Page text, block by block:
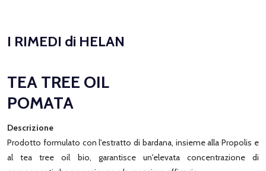
I RIMEDI di HELAN
TEA TREE OIL
POMATA
Descrizione
Prodotto formulato con l'estratto di bardana, insieme alla Propolis e
al tea tree oil bio, garantisce un'elevata concentrazione di